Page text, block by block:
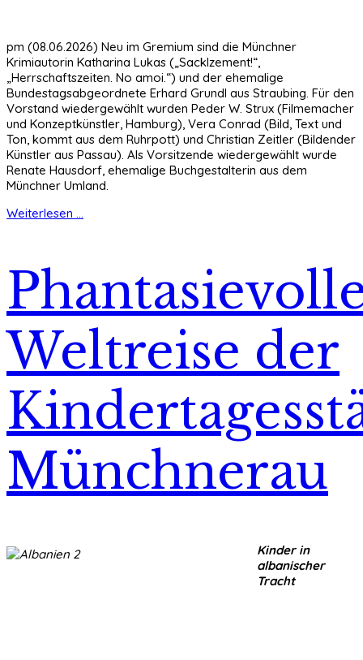
pm (08.06.2026) Neu im Gremium sind die Münchner
Krimiautorin Katharina Lukas („Sacklzement!“,
„Herrschaftszeiten. No amoi.“) und der ehemalige
Bundestagsabgeordnete Erhard Grundl aus Straubing. Für den
Vorstand wiedergewählt wurden Peder W. Strux (Filmemacher
und Konzeptkünstler, Hamburg), Vera Conrad (Bild, Text und
Ton, kommt aus dem Ruhrpott) und Christian Zeitler (Bildender
Künstler aus Passau). Als Vorsitzende wiedergewählt wurde
Renate Hausdorf, ehemalige Buchgestalterin aus dem
Münchner Umland.
Weiterlesen ...
Weltreise der
Münchnerau
Kinder in
albanischer
Tracht